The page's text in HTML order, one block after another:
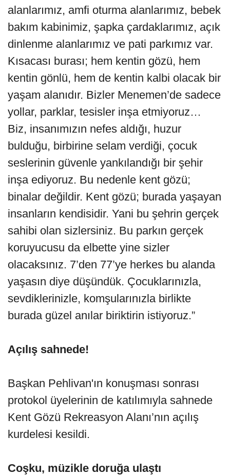
alanlarımız, amfi oturma alanlarımız, bebek
bakım kabinimiz, şapka çardaklarımız, açık
dinlenme alanlarımız ve pati parkımız var.
Kısacası burası; hem kentin gözü, hem
kentin gönlü, hem de kentin kalbi olacak bir
yaşam alanıdır. Bizler Menemen’de sadece
yollar, parklar, tesisler inşa etmiyoruz…
Biz, insanımızın nefes aldığı, huzur
bulduğu, birbirine selam verdiği, çocuk
seslerinin güvenle yankılandığı bir şehir
inşa ediyoruz. Bu nedenle kent gözü;
binalar değildir. Kent gözü; burada yaşayan
insanların kendisidir. Yani bu şehrin gerçek
sahibi olan sizlersiniz. Bu parkın gerçek
koruyucusu da elbette yine sizler
olacaksınız. 7’den 77’ye herkes bu alanda
yaşasın diye düşündük. Çocuklarınızla,
sevdiklerinizle, komşularınızla birlikte
burada güzel anılar biriktirin istiyoruz.”
Açılış sahnede!
Başkan Pehlivan'ın konuşması sonrası
protokol üyelerinin de katılımıyla sahnede
Kent Gözü Rekreasyon Alanı’nın açılış
kurdelesi kesildi.
Coşku, müzikle doruğa ulaştı